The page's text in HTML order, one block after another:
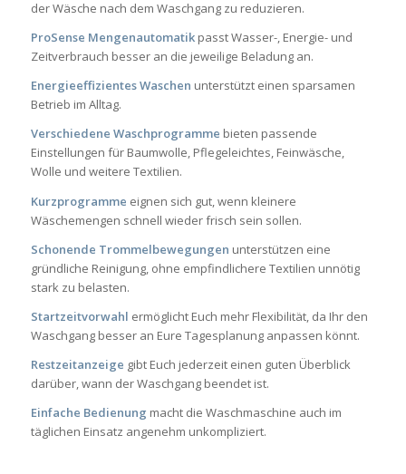
der Wäsche nach dem Waschgang zu reduzieren.
ProSense Mengenautomatikpasst Wasser-, Energie- und
Zeitverbrauch besser an die jeweilige Beladung an.
Energieeffizientes Waschen unterstützt einen sparsamen
Betrieb im Alltag.
Verschiedene Waschprogramme bieten passende
Einstellungen für Baumwolle, Pflegeleichtes, Feinwäsche,
Wolle und weitere Textilien.
Kurzprogramme eignen sich gut, wenn kleinere
Wäschemengen schnell wieder frisch sein sollen.
Schonende Trommelbewegungen unterstützen eine
gründliche Reinigung, ohne empfindlichere Textilien unnötig
stark zu belasten.
Startzeitvorwahl ermöglicht Euch mehr Flexibilität, da Ihr den
Waschgang besser an Eure Tagesplanung anpassen könnt.
Restzeitanzeige gibt Euch jederzeit einen guten Überblick
darüber, wann der Waschgang beendet ist.
Einfache Bedienung macht die Waschmaschine auch im
täglichen Einsatz angenehm unkompliziert.